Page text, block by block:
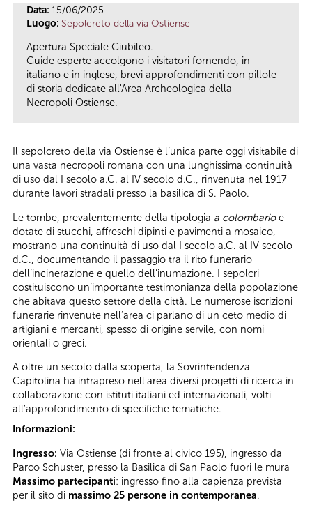
Data: 15/06/2025
Luogo: Sepolcreto della via Ostiense
Apertura Speciale Giubileo.
Guide esperte accolgono i visitatori fornendo, in
italiano e in inglese, brevi approfondimenti con pillole
di storia dedicate all'Area Archeologica della
Necropoli Ostiense.
Il sepolcreto della via Ostiense è l’unica parte oggi visitabile di
una vasta necropoli romana con una lunghissima continuità
di uso dal I secolo a.C. al IV secolo d.C., rinvenuta nel 1917
durante lavori stradali presso la basilica di S. Paolo.
Le tombe, prevalentemente della tipologia a colombarioe
dotate di stucchi, affreschi dipinti e pavimenti a mosaico,
mostrano una continuità di uso dal I secolo a.C. al IV secolo
d.C., documentando il passaggio tra il rito funerario
dell’incinerazione e quello dell’inumazione. I sepolcri
costituiscono un’importante testimonianza della popolazione
che abitava questo settore della città. Le numerose iscrizioni
funerarie rinvenute nell’area ci parlano di un ceto medio di
artigiani e mercanti, spesso di origine servile, con nomi
orientali o greci.
A oltre un secolo dalla scoperta, la Sovrintendenza
Capitolina ha intrapreso nell'area diversi progetti di ricerca in
collaborazione con istituti italiani ed internazionali, volti
all'approfondimento di specifiche tematiche.
Informazioni:
Ingresso: Via Ostiense (di fronte al civico 195), ingresso da
Parco Schuster, presso la Basilica di San Paolo fuori le mura
Massimo partecipanti: ingresso fino alla capienza prevista
per il sito di massimo 25 persone in contemporanea.